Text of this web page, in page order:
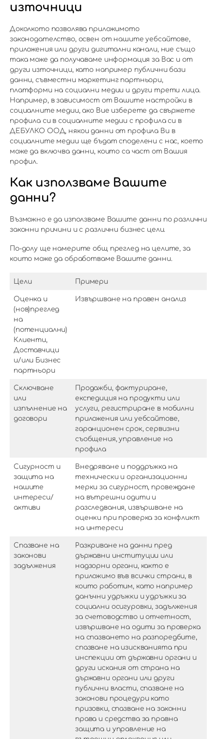
източници
Доколкото позволява приложимото
законодателство, освен от нашите уебсайтове,
приложения или други дигитални канали, ние също
така може да получаваме информация за Вас и от
други източници, като например публични бази
данни, съвместни маркетинг партньори,
платформи на социални медии и други трети лица.
Например, в зависимост от Вашите настройки в
социалните медии, ако Вие изберете да свържете
профила си в социалните медии с профила си в
ДЕБУЛКО ООД, някои данни от профила Ви в
социалните медии ще бъдат споделени с нас, което
може да включва данни, които са част от Вашия
профил.
Как използваме Вашите
данни?
Възможно е да използваме Вашите данни по различни
законни причини и с различни бизнес цели.
По-долу ще намерите общ преглед на целите, за
които може да обработваме Вашите данни.
Цели Примери
Оценка и
(нов)преглед
на
(потенциални)
Клиенти,
Доставчици
и/или Бизнес
партньори
Извършване на правен анализ
Сключване
или
изпълнение на
договори
Продажби, фактуриране,
експедиция на продукти или
услуги, регистриране в мобилни
приложения или уебсайтове,
гаранционен срок, сервизни
съобщения, управление на
профила
Сигурност и
защита на
нашите
интереси/
активи
Внедряване и поддръжка на
технически и организационни
мерки за сигурност, провеждане
на вътрешни одити и
разследвания, извършване на
оценки при проверка за конфликт
на интереси
Спазване на
законови
задължения
Разкриване на данни пред
държавни институции или
надзорни органи, както е
приложимо във всички страни, в
които работим, като например
данъчни удръжки и удръжки за
социални осигуровки, задължения
за счетоводство и отчетност,
извършване на одити за проверка
на спазването на разпоредбите,
спазване на изискванията при
инспекции от държавни органи и
други искания от страна на
държавни органи или други
публични власти, спазване на
законови процедури като
призовки, спазване на законни
права и средства за правна
защита и управление на